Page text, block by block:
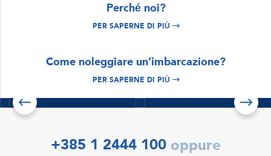
Perché noi?
PER SAPERNE DI PIÙ
Come noleggiare un’imbarcazione?
PER SAPERNE DI PIÙ
Istria e Quarnero
noleggio barche
Croazia noleggio
barche
Per saperne di più
+385 1 2444 100 oppure